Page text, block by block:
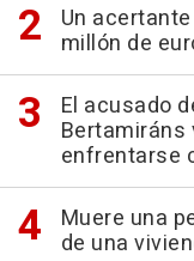
Un
millón de
El acusado
Bertamiráns
enfrentarse
Muere una
de una